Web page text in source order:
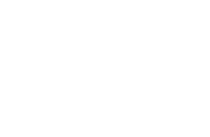
los equipos en
OECD sobre
que también
La confianza